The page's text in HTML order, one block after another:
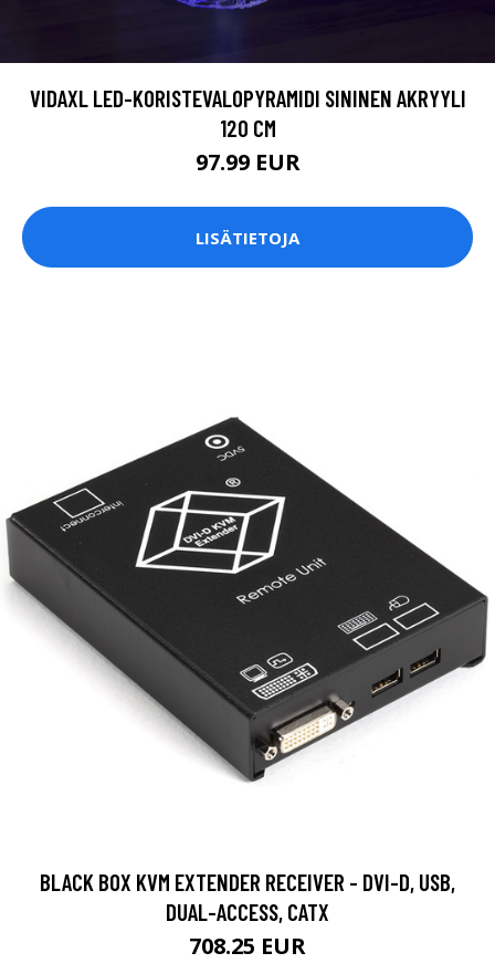
VIDAXL LED-KORISTEVALOPYRAMIDI SININEN AKRYYLI
120 CM
97.99 EUR
LISÄTIETOJA
BLACK BOX KVM EXTENDER RECEIVER - DVI-D, USB,
DUAL-ACCESS, CATX
708.25 EUR